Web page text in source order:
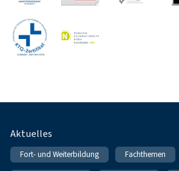
Fußnavigation
Aktuelles
Fort- und Weiterbildung Fachthemen